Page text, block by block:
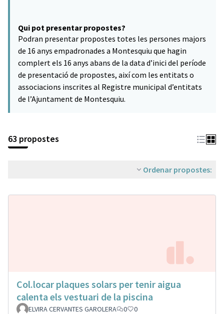
Qui pot presentar propostes?
Podran presentar propostes totes les persones majors
de 16 anys empadronades a Montesquiu que hagin
complert els 16 anys abans de la data d’inici del període
de presentació de propostes, així com les entitats o
associacions inscrites al Registre municipal d’entitats
de l’Ajuntament de Montesquiu.
63 propostes
Ordenar propostes:
Col.locar plaques solars per tenir aigua
calenta els vestuari de la piscina
ELVIRA CERVANTES GAROLERA 0 0